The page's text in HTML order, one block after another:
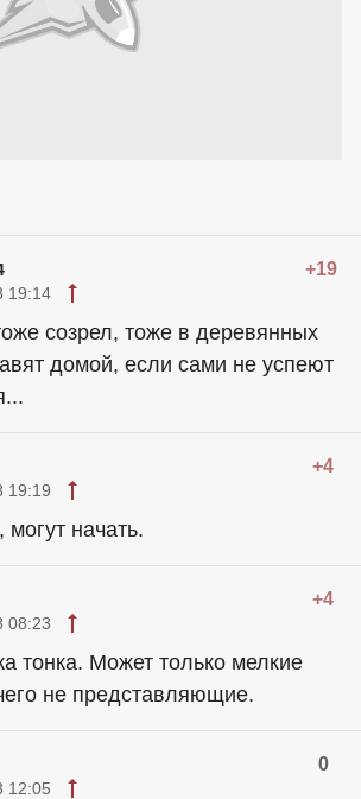
+19
19:14
созрел, тоже в деревянных
домой, если сами не успеют
+4
19:19
начать.
+4
08:23
тонка. Может только мелкие
не представляющие.
0
12:05